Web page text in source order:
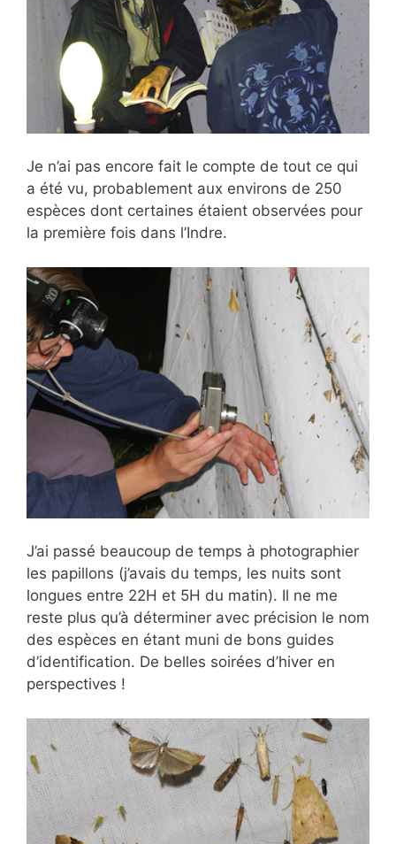
Je n’ai pas encore fait le compte de tout ce qui
a été vu, probablement aux environs de 250
espèces dont certaines étaient observées pour
la première fois dans l’Indre.
J’ai passé beaucoup de temps à photographier
les papillons (j’avais du temps, les nuits sont
longues entre 22H et 5H du matin). Il ne me
reste plus qu’à déterminer avec précision le nom
des espèces en étant muni de bons guides
d’identification. De belles soirées d’hiver en
perspectives !